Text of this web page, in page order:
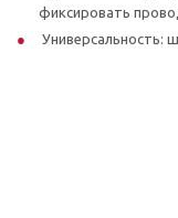
фиксировать
Универсальность: